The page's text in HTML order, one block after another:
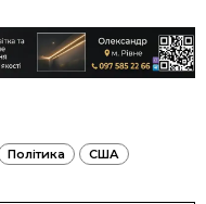
Політика США